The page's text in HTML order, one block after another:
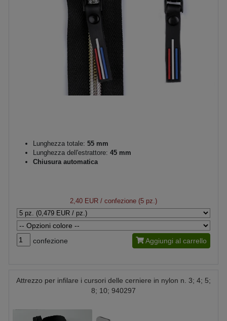
Lunghezza totale: 55 mm
Lunghezza dell'estrattore: 45 mm
Chiusura automatica
2,40 EUR / confezione (5 pz.)
confezione Aggiungi al carrello
Attrezzo per infilare i cursori delle cerniere in nylon n. 3; 4; 5;
8; 10; 940297